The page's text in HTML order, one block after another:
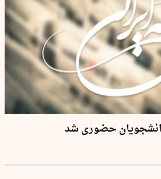
حضوری شد